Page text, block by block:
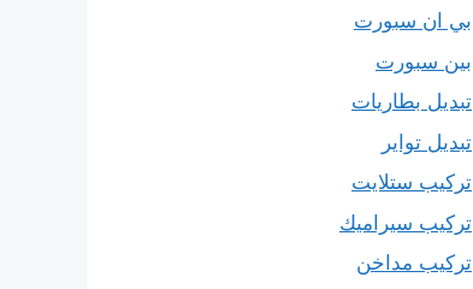
بي ان سبورت
بين سبورت
تبديل بطاريات
تبديل تواير
تركيب ستلايت
تركيب سيراميك
تركيب مداخن